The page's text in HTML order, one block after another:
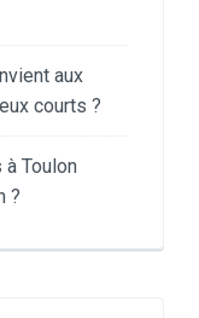
aux
courts ?
Toulon
?